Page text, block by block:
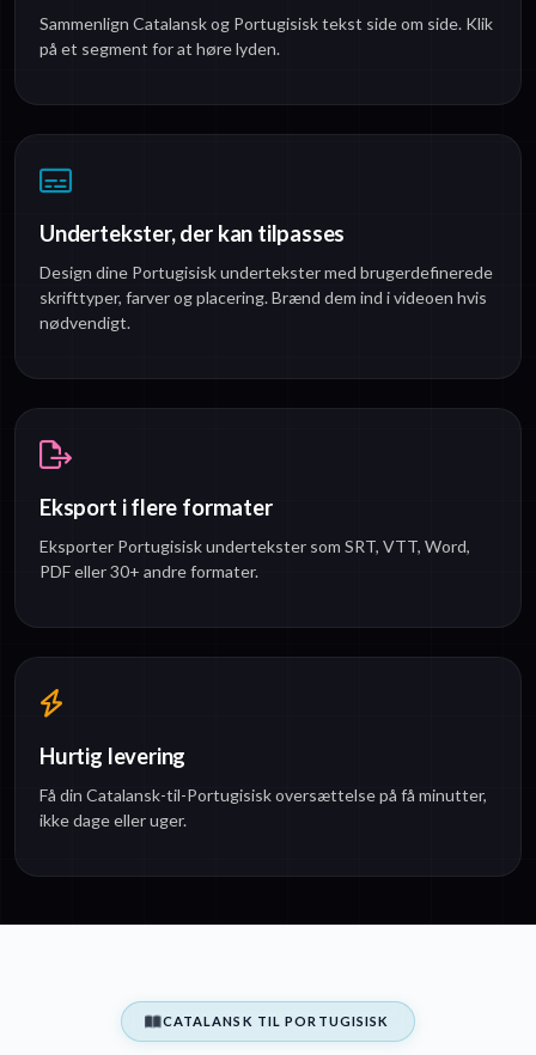
Sammenlign Catalansk og Portugisisk tekst side om side. Klik
på et segment for at høre lyden.
Undertekster, der kan tilpasses
Design dine Portugisisk undertekster med brugerdefinerede
skrifttyper, farver og placering. Brænd dem ind i videoen hvis
nødvendigt.
Eksport i flere formater
Eksporter Portugisisk undertekster som SRT, VTT, Word,
PDF eller 30+ andre formater.
Hurtig levering
Få din Catalansk-til-Portugisisk oversættelse på få minutter,
ikke dage eller uger.
CATALANSK TIL PORTUGISISK